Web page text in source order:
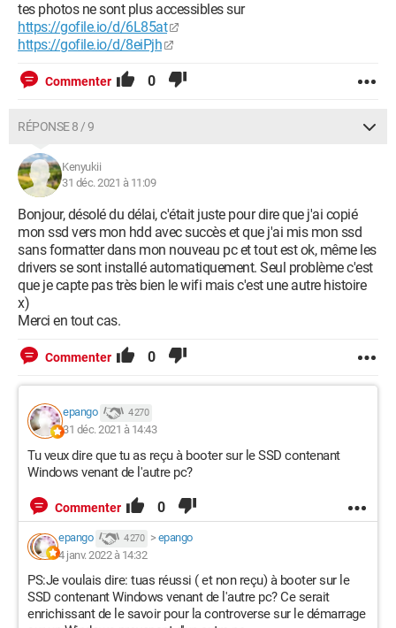
tes photos ne sont plus accessibles sur
https://gofile.io/d/6L85at
https://gofile.io/d/8eiPjh
Commenter 0
RÉPONSE 8 / 9
Kenyukii
31 déc. 2021 à 11:09
Bonjour, désolé du délai, c'était juste pour dire que j'ai copié
mon ssd vers mon hdd avec succès et que j'ai mis mon ssd
sans formatter dans mon nouveau pc et tout est ok, même les
drivers se sont installé automatiquement. Seul problème c'est
que je capte pas très bien le wifi mais c'est une autre histoire
x)
Merci en tout cas.
Commenter 0
epango 4 270
31 déc. 2021 à 14:43
Tu veux dire que tu as reçu à booter sur le SSD contenant
Windows venant de l'autre pc?
Commenter 0
epango 4 270 > epango
4 janv. 2022 à 14:32
PS:Je voulais dire: tuas réussi ( et non reçu) à booter sur le
SSD contenant Windows venant de l'autre pc? Ce serait
enrichissant de le savoir pour la controverse sur le démarrage